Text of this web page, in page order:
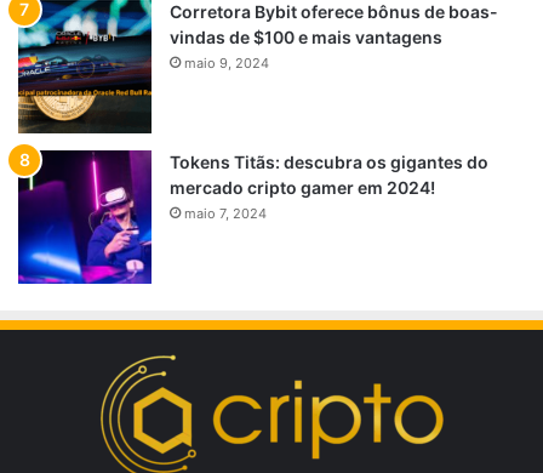
Corretora Bybit oferece bônus de boas-
vindas de $100 e mais vantagens
maio 9, 2024
Tokens Titãs: descubra os gigantes do
mercado cripto gamer em 2024!
maio 7, 2024